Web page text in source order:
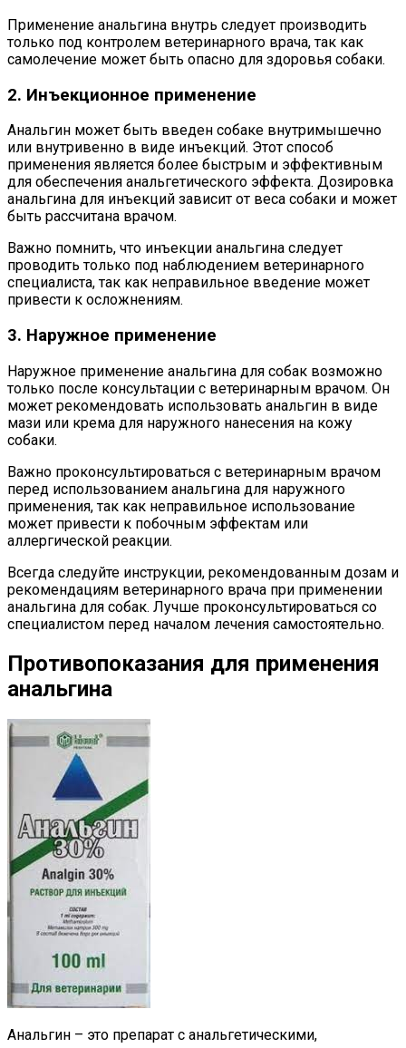
Применение анальгина внутрь следует производить
только под контролем ветеринарного врача, так как
самолечение может быть опасно для здоровья собаки.
2. Инъекционное применение
Анальгин может быть введен собаке внутримышечно
или внутривенно в виде инъекций. Этот способ
применения является более быстрым и эффективным
для обеспечения анальгетического эффекта. Дозировка
анальгина для инъекций зависит от веса собаки и может
быть рассчитана врачом.
Важно помнить, что инъекции анальгина следует
проводить только под наблюдением ветеринарного
специалиста, так как неправильное введение может
привести к осложнениям.
3. Наружное применение
Наружное применение анальгина для собак возможно
только после консультации с ветеринарным врачом. Он
может рекомендовать использовать анальгин в виде
мази или крема для наружного нанесения на кожу
собаки.
Важно проконсультироваться с ветеринарным врачом
перед использованием анальгина для наружного
применения, так как неправильное использование
может привести к побочным эффектам или
аллергической реакции.
Всегда следуйте инструкции, рекомендованным дозам и
рекомендациям ветеринарного врача при применении
анальгина для собак. Лучше проконсультироваться со
специалистом перед началом лечения самостоятельно.
Противопоказания для применения
анальгина
Анальгин – это препарат с анальгетическими,